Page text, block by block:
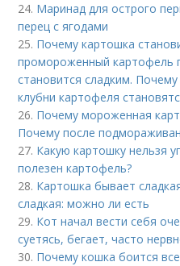
24. Маринад для острого
перец с ягодами
25. Почему картошка
промороженный картофель
становится сладким.
клубни картофеля
26. Почему мороженная
Почему после
27. Какую картошку нельзя
полезен картофель?
28. Картошка бывает
сладкая: можно ли есть
29. Кот начал вести себя
суетясь, бегает, часто
30. Почему кошка боится